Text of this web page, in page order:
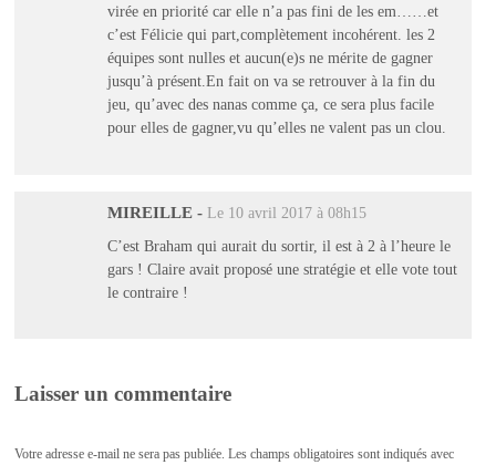
virée en priorité car elle n’a pas fini de les em……et
c’est Félicie qui part,complètement incohérent. les 2
équipes sont nulles et aucun(e)s ne mérite de gagner
jusqu’à présent.En fait on va se retrouver à la fin du
jeu, qu’avec des nanas comme ça, ce sera plus facile
pour elles de gagner,vu qu’elles ne valent pas un clou.
MIREILLE - Le 10 avril 2017 à 08h15
C’est Braham qui aurait du sortir, il est à 2 à l’heure le
gars ! Claire avait proposé une stratégie et elle vote tout
le contraire !
Laisser un commentaire
Votre adresse e-mail ne sera pas publiée. Les champs obligatoires sont indiqués avec